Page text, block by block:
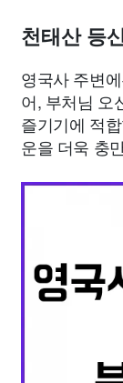
천태산 등
영국사 주변
어, 부처님 오
즐기기에 적
운을 더욱 충